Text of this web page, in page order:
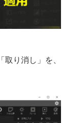
取り消し」を、